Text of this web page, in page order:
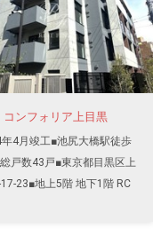
コンフォリア上目黒
4月竣工■池尻大橋駅徒歩
戸数43戸■東京都目黒区上
23■地上5階 地下1階 RC